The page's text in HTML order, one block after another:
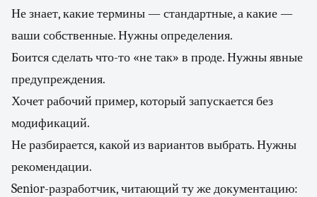
Не знает, какие термины — стандартные, а какие —
ваши собственные. Нужны определения.
Боится сделать что-то «не так» в проде. Нужны явные
предупреждения.
Хочет рабочий пример, который запускается без
модификаций.
Не разбирается, какой из вариантов выбрать. Нужны
рекомендации.
Senior-разработчик, читающий ту же документацию: